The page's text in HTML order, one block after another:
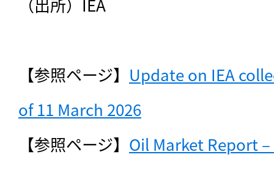
【参照ページ】 Update on IEA
of 11 March 2026
【参照ページ】 Oil Market Report